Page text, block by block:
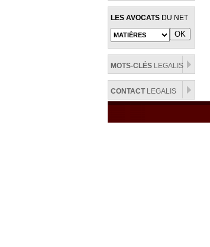
LES AVOCATS DU NET
MOTS-CLÉS LEGALIS
CONTACTLEGALIS